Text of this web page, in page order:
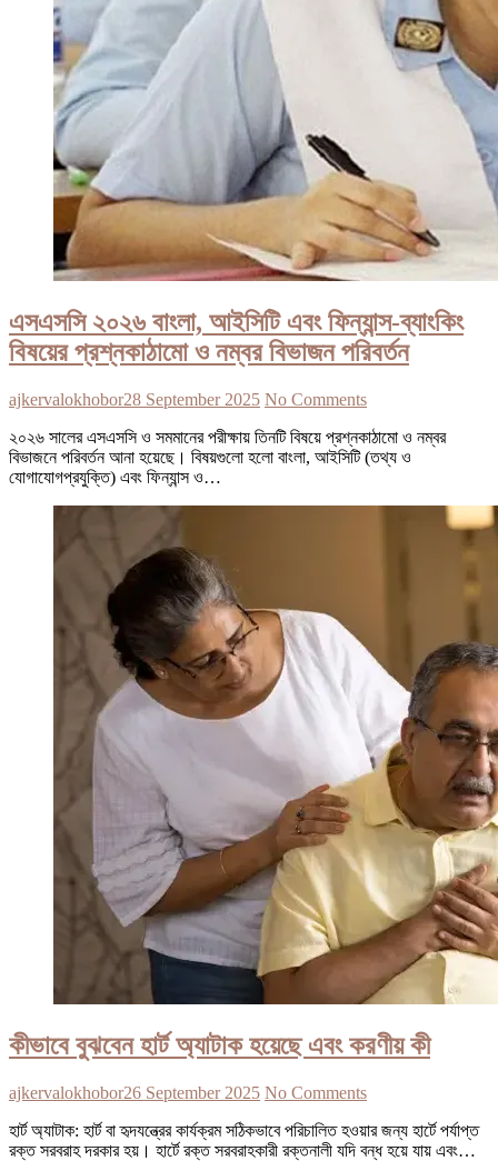
এসএসসি ২০২৬ বাংলা, আইসিটি এবং ফিন্যান্স-ব্যাংকিং
বিষয়ের প্রশ্নকাঠামো ও নম্বর বিভাজন পরিবর্তন
ajkervalokhobor28 September 2025 No Comments
২০২৬ সালের এসএসসি ও সমমানের পরীক্ষায় তিনটি বিষয়ে প্রশ্নকাঠামো ও নম্বর
বিভাজনে পরিবর্তন আনা হয়েছে। বিষয়গুলো হলো বাংলা, আইসিটি (তথ্য ও
যোগাযোগপ্রযুক্তি) এবং ফিন্যান্স ও…
কীভাবে বুঝবেন হার্ট অ্যাটাক হয়েছে এবং করণীয় কী
ajkervalokhobor26 September 2025 No Comments
হার্ট অ্যাটাক: হার্ট বা হৃদযন্ত্রের কার্যক্রম সঠিকভাবে পরিচালিত হওয়ার জন্য হার্টে পর্যাপ্ত
রক্ত সরবরাহ দরকার হয়। হার্টে রক্ত সরবরাহকারী রক্তনালী যদি বন্ধ হয়ে যায় এবং…